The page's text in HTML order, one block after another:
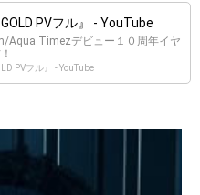
PVフル』 - YouTube
Aqua Timezデビュー１０周年イヤ
PVフル』 - YouTube